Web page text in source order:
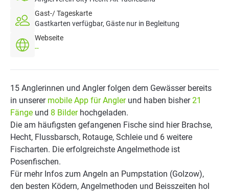
Gast-/ Tageskarte
Gastkarten verfügbar, Gäste nur in Begleitung
Webseite
--
15 Anglerinnen und Angler folgen dem Gewässer bereits
in unserer mobile App für Anglerund haben bisher21
Fänge und 8 Bilderhochgeladen.
Die am häufigsten gefangenen Fische sind hier Brachse,
Hecht, Flussbarsch, Rotauge, Schleie und 6 weitere
Fischarten. Die erfolgreichste Angelmethode ist
Posenfischen.
Für mehr Infos zum Angeln an Pumpstation (Golzow),
den besten Ködern, Angelmethoden und Beisszeiten hol